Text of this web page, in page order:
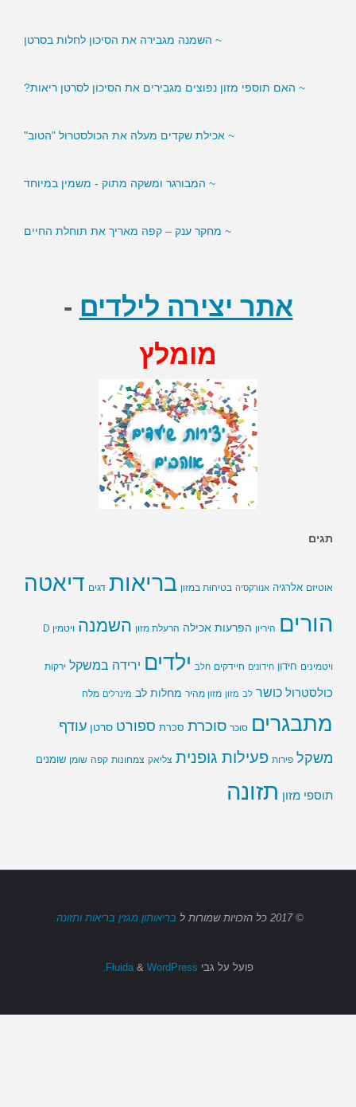
~ השמנה מגבירה את הסיכון לחלות בסרטן
~ האם תוספי מזון נפוצים מגבירים את הסיכון לסרטן ריאות?
~ אכילת שקדים מעלה את הכולסטרול "הטוב"
~ מחקר ענק – קפה מאריך את תוחלת החיים
אתר יצירה לילדים -
מומלץ
תגים
אוטיזם אלרגיה אנורקסיה בטיחות במזון בריאות דגים דיאטה
הורים היריון הפרעות אכילה הרעלת מזון השמנה ויטמין D
ויטמינים חידון חידונים חיידקים חלב ילדים ירידה במשקל ירקות
כולסטרול כושר לב מזון מזון מהיר מחלות לב מינרלים מלח
מתבגרים סוכר סוכרת סכרת ספורט סרטן עודף
משקל פירות פעילות גופנית צליאק צמחונות קפה שומן שומנים
תוספי מזון תזונה
© 2017 כל הזכויות שמורות ל בריאותון מגזין בריאות ותזונה.
פועל על גבי & WordPress.